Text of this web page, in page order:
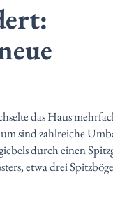
das Haus
sind zahlreiche
durch einen
etwa drei